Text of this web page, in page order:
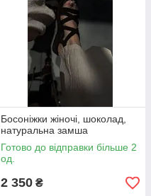
Босоніжки жіночі, шоколад,
натуральна замша
Готово до відправки більше 2
од.
2 350 ₴